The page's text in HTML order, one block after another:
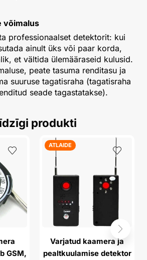
võimalus
professionaalset detektorit: kui
ainult üks või paar korda,
et vältida ülemääraseid kulusid.
peate tasuma renditasu ja
suuruse tagatisraha (tagatisraha
seade tagastatakse).
produkti
GSM,
ATLAIDE
Varjatud kaamera ja
pealtkuulamise detektor